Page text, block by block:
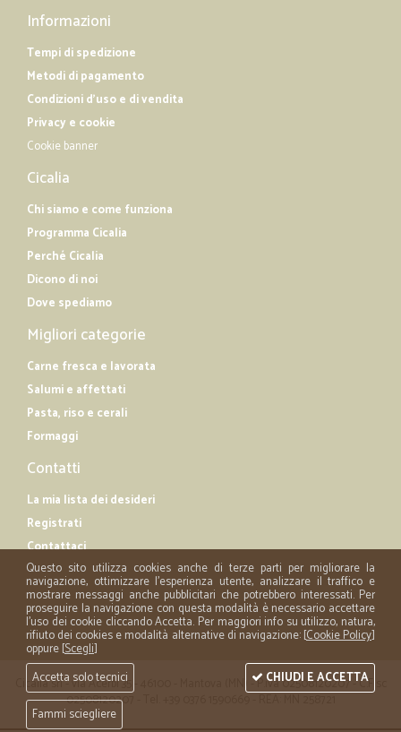
Informazioni
Tempi di spedizione
Metodi di pagamento
Condizioni d'uso e di vendita
Privacy e cookie
Cookie banner
Cicalia
Chi siamo e come funziona
Programma Cicalia
Perché Cicalia
Dicono di noi
Dove spediamo
Migliori categorie
Carne fresca e lavorata
Salumi e affettati
Pasta, riso e cerali
Formaggi
Contatti
La mia lista dei desideri
Registrati
Contattaci
Cicalia srl - via Acerbi 35 - 46100 - Mantova (MN) - P.iva 02508120207 - C.Fisc
02508120207 - Tel. +39 0376 1590669 - REA: MN 258721
Questo sito utilizza cookies anche di terze parti per migliorare la
navigazione, ottimizzare l'esperienza utente, analizzare il traffico e
mostrare messaggi anche pubblicitari che potrebbero interessati. Per
proseguire la navigazione con questa modalità è necessario accettare
l'uso dei cookie cliccando Accetta. Per maggiori info su utilizzo, natura,
rifiuto dei cookies e modalità alternative di navigazione: [Cookie Policy]
oppure [Scegli]
Accetta solo tecnici
Fammi sciegliere
CHIUDI E ACCETTA